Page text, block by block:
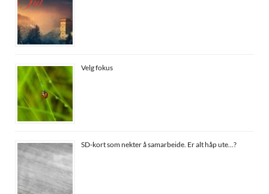
Velg fokus
SD-kort som nekter å samarbeide. Er alt håp ute…?